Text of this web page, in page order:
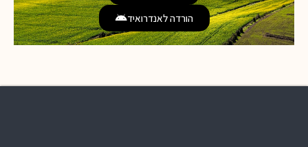
הורדה לאנדרואיד